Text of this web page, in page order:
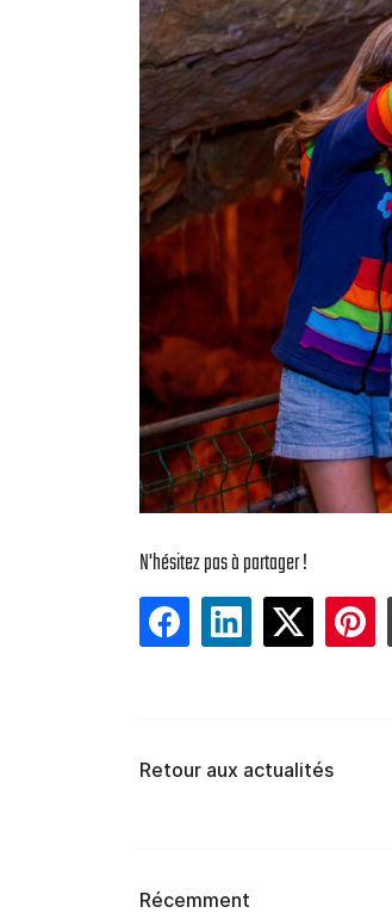
N'hésitez pas à partager !
Retour aux actualités
Récemment